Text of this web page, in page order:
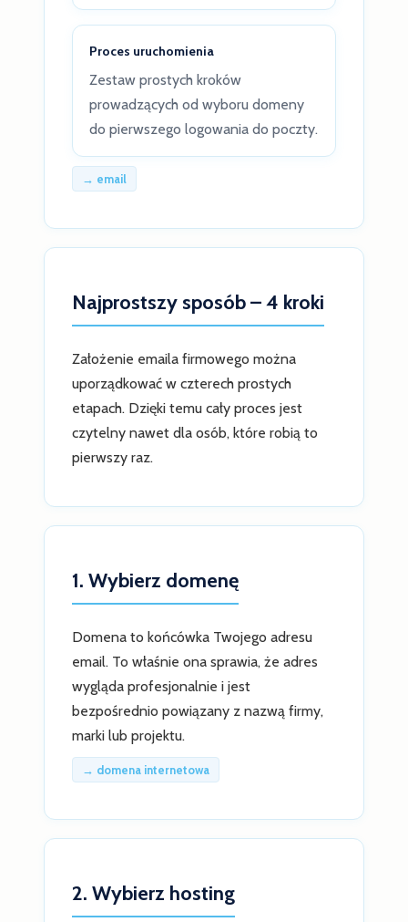
Proces uruchomienia
Zestaw prostych kroków
prowadzących od wyboru domeny
do pierwszego logowania do poczty.
→ email
Najprostszy sposób – 4 kroki
Założenie emaila firmowego można
uporządkować w czterech prostych
etapach. Dzięki temu cały proces jest
czytelny nawet dla osób, które robią to
pierwszy raz.
1. Wybierz domenę
Domena to końcówka Twojego adresu
email. To właśnie ona sprawia, że adres
wygląda profesjonalnie i jest
bezpośrednio powiązany z nazwą firmy,
marki lub projektu.
→ domena internetowa
2. Wybierz hosting